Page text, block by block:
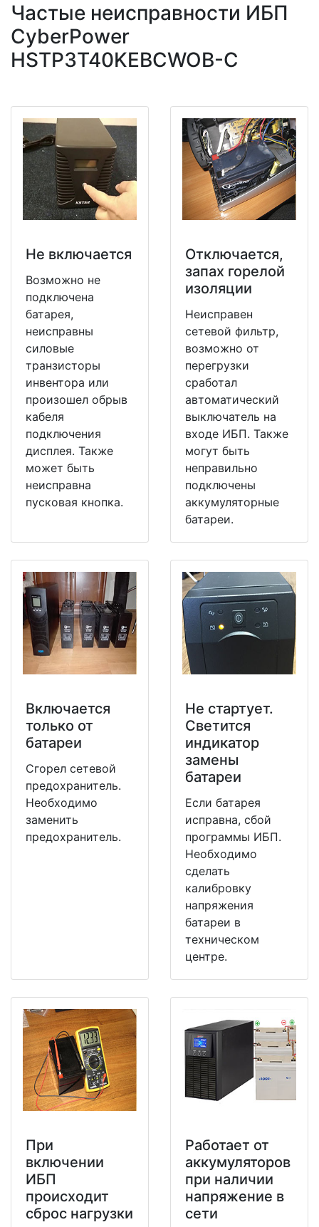
Частые неисправности ИБП
CyberPower
HSTP3T40KEBCWOB-C
Не включается
Возможно не
подключена
батарея,
неисправны
силовые
транзисторы
инвентора или
произошел обрыв
кабеля
подключения
дисплея. Также
может быть
неисправна
пусковая кнопка.
Отключается,
запах горелой
изоляции
Неисправен
сетевой фильтр,
возможно от
перегрузки
сработал
автоматический
выключатель на
входе ИБП. Также
могут быть
неправильно
подключены
аккумуляторные
батареи.
Включается
только от
батареи
Сгорел сетевой
предохранитель.
Необходимо
заменить
предохранитель.
Не стартует.
Светится
индикатор
замены
батареи
Если батарея
исправна, сбой
программы ИБП.
Необходимо
сделать
калибровку
напряжения
батареи в
техническом
центре.
При
включении
ИБП
происходит
сброс нагрузки
Работает от
аккумуляторов
при наличии
напряжение в
сети